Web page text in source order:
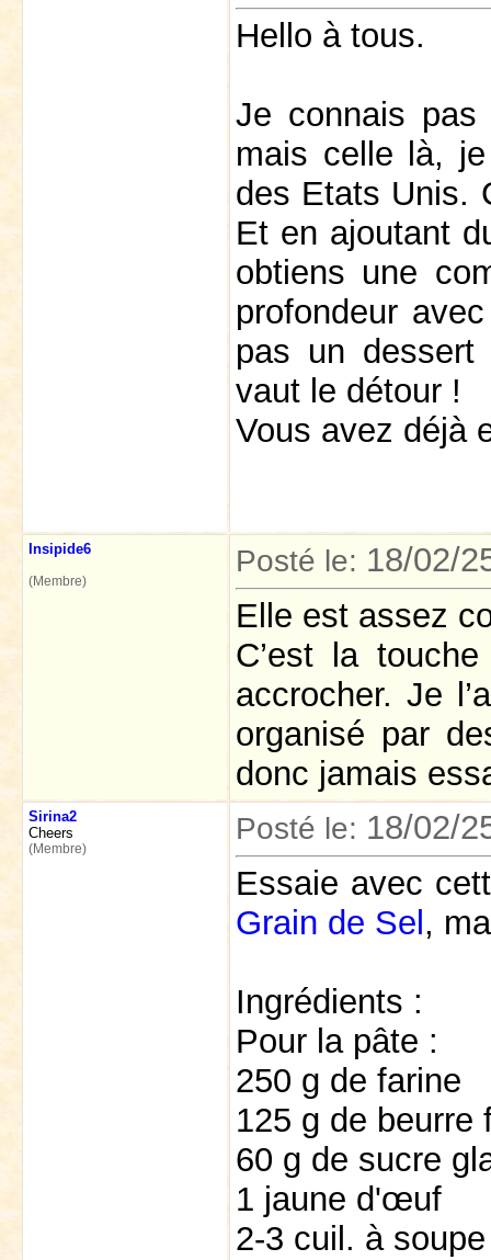
Hello à tous.
Je connais
mais celle là,
des Etats Unis.
Et en ajoutant
obtiens une
profondeur
pas un
vaut le détour !
Vous avez déjà
Insipide6
(Membre)
Posté le: 18/02/
Elle est assez
C’est la
accrocher. Je
organisé par
donc jamais
Sirina2
Cheers
(Membre)
Posté le: 18/02/
Essaie avec
Grain de Sel ,
Ingrédients :
Pour la pâte :
250 g de farine
125 g de beurre
60 g de sucre
1 jaune d'œuf
2-3 cuil. à